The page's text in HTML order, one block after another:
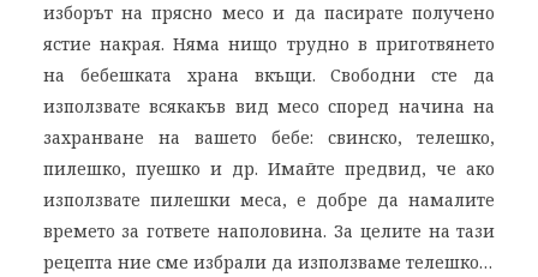
изборът на прясно месо и да пасирате получено
ястие накрая. Няма нищо трудно в приготвянето
на бебешката храна вкъщи. Свободни сте да
използвате всякакъв вид месо според начина на
захранване на вашето бебе: свинско, телешко,
пилешко, пуешко и др. Имайте предвид, че ако
използвате пилешки меса, е добре да намалите
времето за гответе наполовина. За целите на тази
рецепта ние сме избрали да използваме телешко…